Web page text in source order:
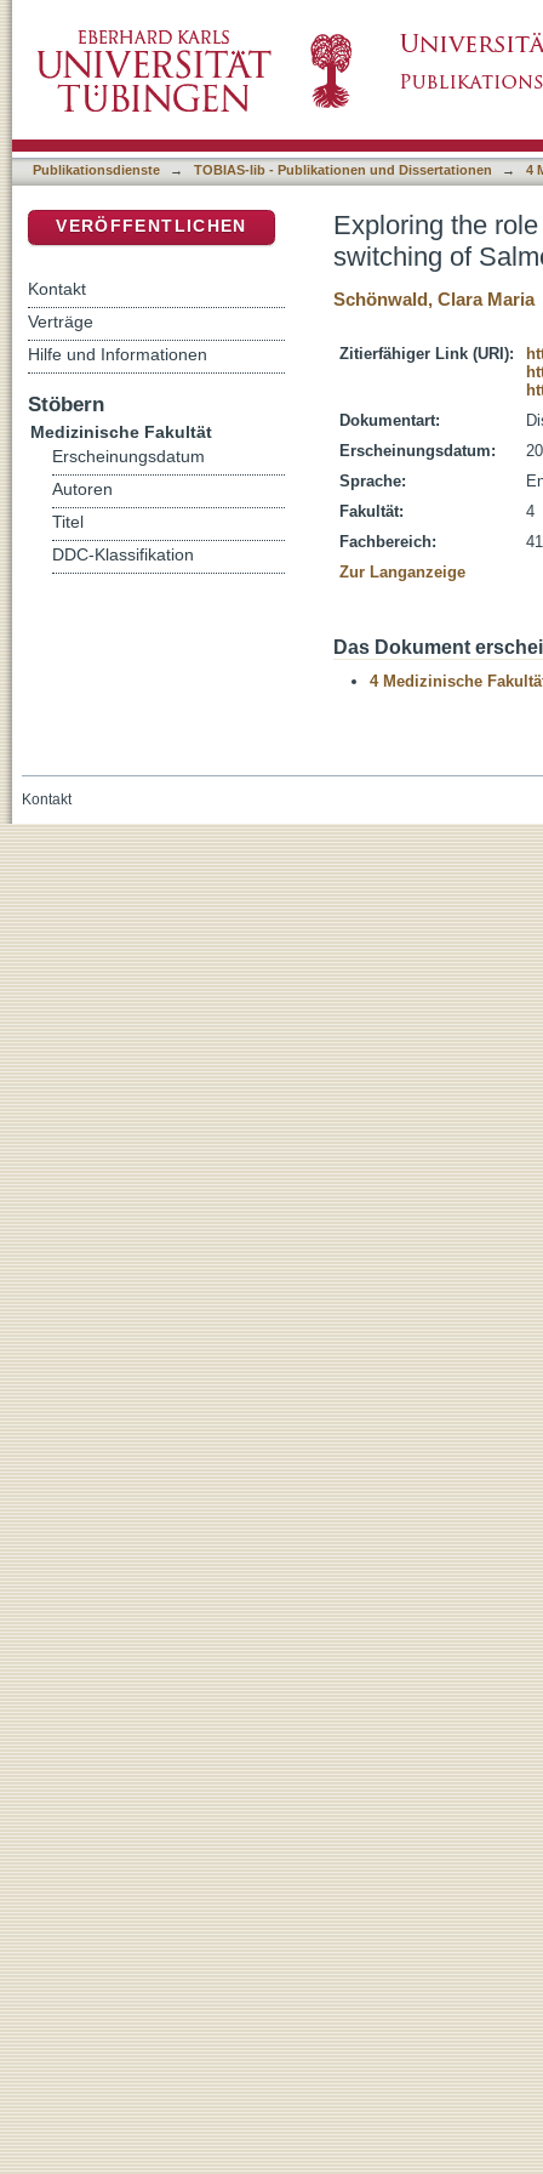
type III secretion system-1
Publikationsdienste → TOBIAS-lib - Publikationen und Dissertationen → 4
Exploring the
switching of
Schönwald, Clara Maria
Zitierfähiger Link (URI):
Dokumentart:
Erscheinungsdatum:
Sprache:
Fakultät:
4
Fachbereich:
41
Zur Langanzeige
Das Dokument
4 Medizinische
VERÖFFENTLICHEN
Kontakt
Verträge
Hilfe und Informationen
Stöbern
Medizinische Fakultät
Erscheinungsdatum
Autoren
Titel
DDC-Klassifikation
Kontakt